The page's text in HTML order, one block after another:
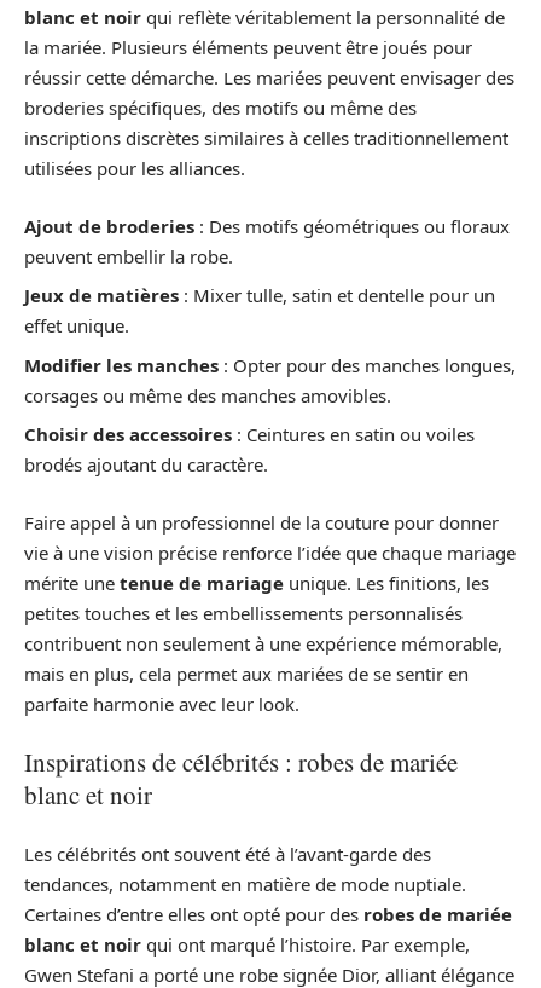
blanc et noir qui reflète véritablement la personnalité de
la mariée. Plusieurs éléments peuvent être joués pour
réussir cette démarche. Les mariées peuvent envisager des
broderies spécifiques, des motifs ou même des
inscriptions discrètes similaires à celles traditionnellement
utilisées pour les alliances.
Ajout de broderies : Des motifs géométriques ou floraux
peuvent embellir la robe.
Jeux de matières : Mixer tulle, satin et dentelle pour un
effet unique.
Modifier les manches : Opter pour des manches longues,
corsages ou même des manches amovibles.
Choisir des accessoires : Ceintures en satin ou voiles
brodés ajoutant du caractère.
Faire appel à un professionnel de la couture pour donner
vie à une vision précise renforce l’idée que chaque mariage
mérite une tenue de mariage unique. Les finitions, les
petites touches et les embellissements personnalisés
contribuent non seulement à une expérience mémorable,
mais en plus, cela permet aux mariées de se sentir en
parfaite harmonie avec leur look.
Inspirations de célébrités : robes de mariée
blanc et noir
Les célébrités ont souvent été à l’avant-garde des
tendances, notamment en matière de mode nuptiale.
Certaines d’entre elles ont opté pour des robes de mariée
blanc et noir qui ont marqué l’histoire. Par exemple,
Gwen Stefani a porté une robe signée Dior, alliant élégance